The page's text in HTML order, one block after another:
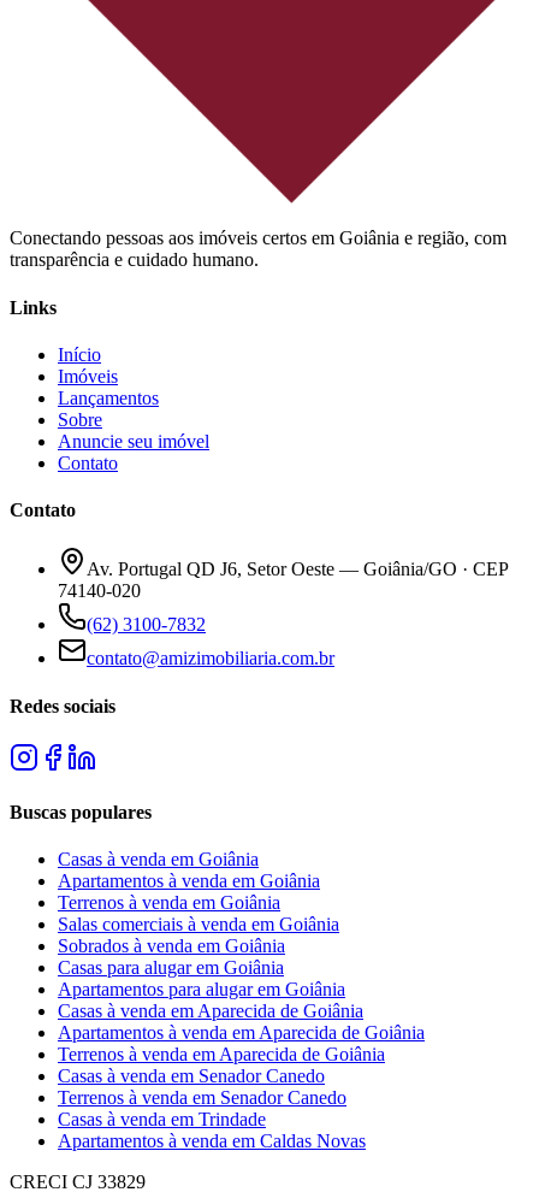
Conectando pessoas aos imóveis certos em Goiânia e região, com
transparência e cuidado humano.
Links
Início
Imóveis
Lançamentos
Sobre
Anuncie seu imóvel
Contato
Contato
Av. Portugal QD J6, Setor Oeste — Goiânia/GO · CEP
74140-020
(62) 3100-7832
contato@amizimobiliaria.com.br
Redes sociais
Buscas populares
Casas à venda em Goiânia
Apartamentos à venda em Goiânia
Terrenos à venda em Goiânia
Salas comerciais à venda em Goiânia
Sobrados à venda em Goiânia
Casas para alugar em Goiânia
Apartamentos para alugar em Goiânia
Casas à venda em Aparecida de Goiânia
Apartamentos à venda em Aparecida de Goiânia
Terrenos à venda em Aparecida de Goiânia
Casas à venda em Senador Canedo
Terrenos à venda em Senador Canedo
Casas à venda em Trindade
Apartamentos à venda em Caldas Novas
CRECI CJ 33829